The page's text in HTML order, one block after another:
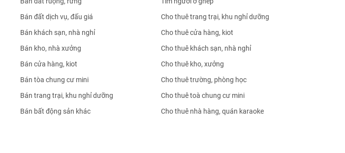
Bán đất dịch vụ, đấu giá
Bán khách sạn, nhà nghỉ
Bán kho, nhà xưởng
Bán cửa hàng, kiot
Bán tòa chung cư mini
Bán trang trại, khu nghỉ dưỡng
Bán bất động sản khác
Cho thuê trang trại, khu nghỉ dưỡng
Cho thuê cửa hàng, kiot
Cho thuê khách sạn, nhà nghỉ
Cho thuê kho, xưởng
Cho thuê trường, phòng học
Cho thuê toà chung cư mini
Cho thuê nhà hàng, quán karaoke